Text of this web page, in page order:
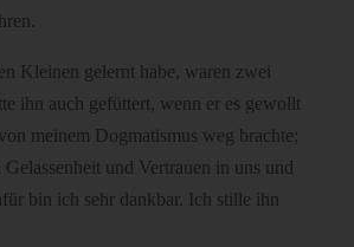
Kleinen gelernt habe, waren zwei
ihn auch gefüttert, wenn er es gewollt
meinem Dogmatismus weg brachte;
und Vertrauen in uns und
bin ich sehr dankbar. Ich stille ihn